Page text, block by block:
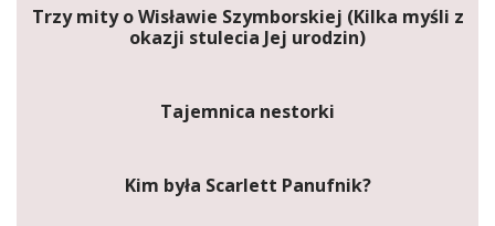
Trzy mity o Wisławie Szymborskiej (Kilka myśli z
okazji stulecia Jej urodzin)
Tajemnica nestorki
Kim była Scarlett Panufnik?